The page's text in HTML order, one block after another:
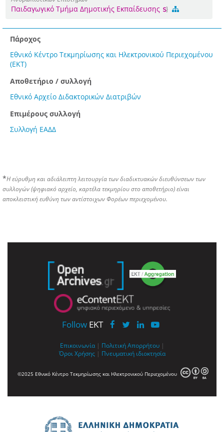
Παιδαγωγικό Τμήμα Δημοτικής Εκπαίδευσης
Πάροχος
Εθνικό Κέντρο Τεκμηρίωσης και Ηλεκτρονικού Περιεχομένου
(ΕΚΤ)
Αποθετήριο / συλλογή
Εθνικό Αρχείο Διδακτορικών Διατριβών
Επιμέρους συλλογή
Συλλογή ΕΑΔΔ
*Η εύρυθμη και αδιάλειπτη λειτουργία των διαδικτυακών διευθύνσεων των
συλλογών (ψηφιακό αρχείο, καρτέλα τεκμηρίου στο αποθετήριο) είναι
αποκλειστική ευθύνη των αντίστοιχων Φορέων περιεχομένου.
Follow EKT
Επικοινωνία | Πολιτική Απορρήτου |
Όροι Χρήσης | Πνευματική ιδιοκτησία
©2025 Εθνικό Κέντρο Τεκμηρίωσης και Ηλεκτρονικού Περιεχομένου